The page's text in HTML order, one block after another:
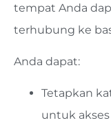
tempat Anda
terhubung ke
Anda dapat:
Tetapkan
untuk